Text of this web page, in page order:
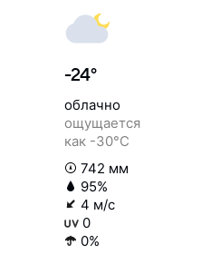
-24°
облачно
ощущается
как -30°C
742 мм
95%
4 м/с
0
0%